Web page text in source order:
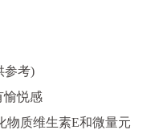
参考)
愉悦感
物质维生素E和微量元